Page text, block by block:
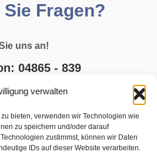
verwalten
bieten, verwenden wir Technologien wie
zu speichern und/oder darauf
zustimmst, können wir Daten
IDs auf dieser Website verarbeiten.
Sie Fragen?
uns an!
04865 - 839
BUCHEN